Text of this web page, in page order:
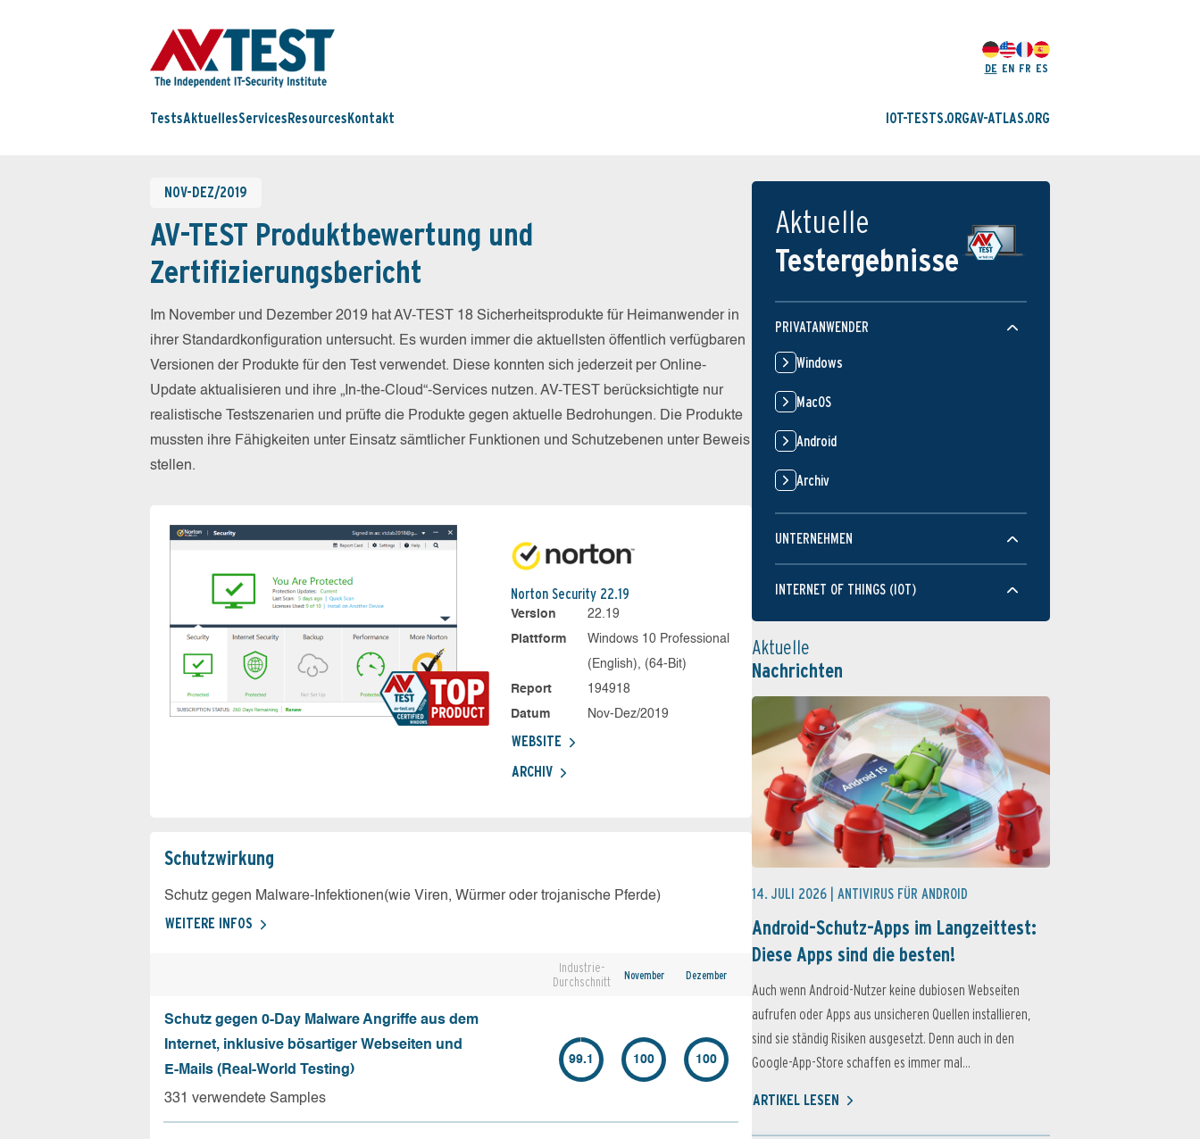
DE EN FR ES
TestsAktuellesServices Resources Kontakt IOT-TESTS.ORGAV-ATLAS.ORG
NOV-DEZ/2019
AV-TEST Produktbewertung und
Zertifizierungsbericht
Im November und Dezember 2019 hat AV-TEST 18 Sicherheitsprodukte für Heimanwender in
ihrer Standardkonfiguration untersucht. Es wurden immer die aktuellsten öffentlich verfügbaren
Versionen der Produkte für den Test verwendet. Diese konnten sich jederzeit per Online-
Update aktualisieren und ihre „In-the-Cloud“-Services nutzen. AV-TEST berücksichtigte nur
realistische Testszenarien und prüfte die Produkte gegen aktuelle Bedrohungen. Die Produkte
mussten ihre Fähigkeiten unter Einsatz sämtlicher Funktionen und Schutzebenen unter Beweis
stellen.
Norton Security 22.19
Version
22.19
Plattform
Windows 10 Professional
(English), (64-Bit)
Report
194918
Datum
Nov-Dez/2019
WEBSITE
ARCHIV
Schutz­wirkung
Schutz gegen Malware-Infektionen(wie Viren, Würmer oder trojanische Pferde)
WEITERE INFOS
Industrie-
Durchschnitt
November Dezember
Schutz gegen 0-Day Malware Angriffe aus dem
Internet, inklusive bösartiger Webseiten und
E-Mails (Real-World Testing)
331 verwendete Samples
99.1 100 100
Aktuelle
Testergebnisse
PRIVATANWENDER
Windows
MacOS
Android
Archiv
UNTERNEHMEN
INTERNET OF THINGS (IOT)
Aktuelle
Nachrichten
14. JULI 2026 | ANTIVIRUS FÜR ANDROID
Android-Schutz-Apps im Langzeittest:
Diese Apps sind die besten!
Auch wenn Android-Nutzer keine dubiosen Webseiten
aufrufen oder Apps aus unsicheren Quellen installieren,
sind sie ständig Risiken ausgesetzt. Denn auch in den
Google-App-Store schaffen es immer mal...
ARTIKEL LESEN